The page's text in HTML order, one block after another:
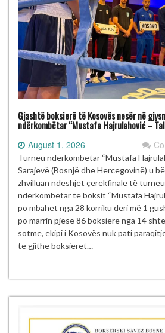
Gjashtë boksierë të Kosovës nesër në
ndërkombëtar “Mustafa Hajrulahović –
August 1, 2026
Turneu ndërkombëtar “Mustafa
Sarajevë (Bosnjë dhe Hercegovinë) u
zhvilluan ndeshjet çerekfinale të
ndërkombëtar të boksit “Mustafa
po mbahet nga 28 korriku deri më 1
po marrin pjesë 86 boksierë nga 14
sotme, ekipi i Kosovës nuk pati
të gjithë boksierët…